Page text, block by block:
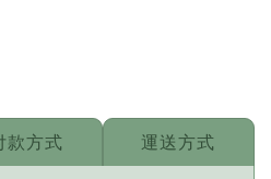
款方式 運送方式